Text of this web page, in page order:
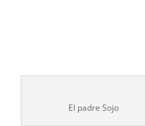
El padre Sojo